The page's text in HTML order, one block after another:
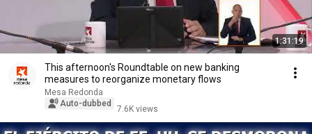
1:31:19
This afternoon's Roundtable on new banking
measures to reorganize monetary flows
Mesa Redonda
Auto-dubbed
7.6K views